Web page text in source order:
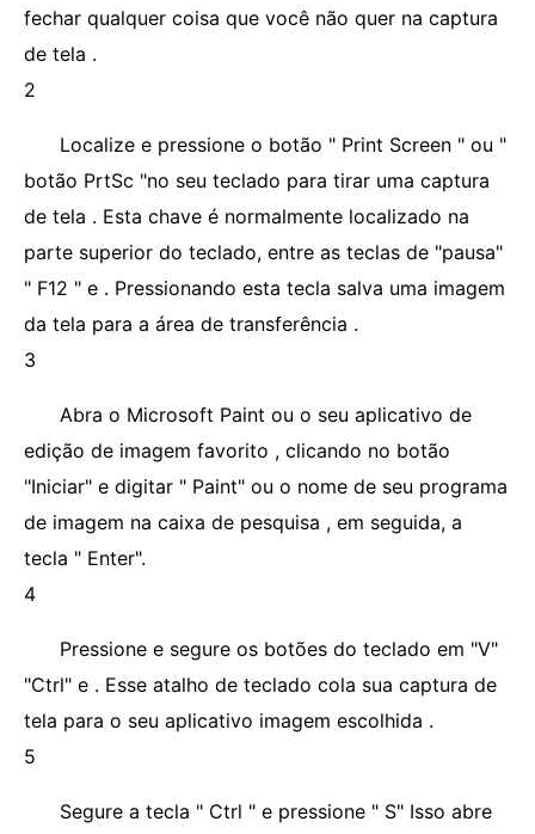
fechar qualquer coisa que você não quer na captura
de tela .
2
Localize e pressione o botão " Print Screen " ou "
botão PrtSc "no seu teclado para tirar uma captura
de tela . Esta chave é normalmente localizado na
parte superior do teclado, entre as teclas de "pausa"
" F12 " e . Pressionando esta tecla salva uma imagem
da tela para a área de transferência .
3
Abra o Microsoft Paint ou o seu aplicativo de
edição de imagem favorito , clicando no botão
"Iniciar" e digitar " Paint" ou o nome de seu programa
de imagem na caixa de pesquisa , em seguida, a
tecla " Enter".
4
Pressione e segure os botões do teclado em "V"
"Ctrl" e . Esse atalho de teclado cola sua captura de
tela para o seu aplicativo imagem escolhida .
5
Segure a tecla " Ctrl " e pressione " S" Isso abre